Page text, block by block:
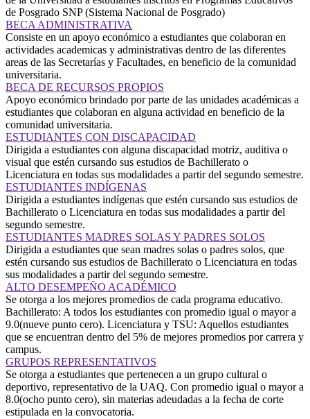
de Posgrado SNP (Sistema Nacional de Posgrado)
BECA ADMINISTRATIVA
Consiste en un apoyo económico a estudiantes que colaboran en
actividades academicas y administrativas dentro de las diferentes
areas de las Secretarías y Facultades, en beneficio de la comunidad
universitaria.
BECA DE RECURSOS PROPIOS
Apoyo económico brindado por parte de las unidades académicas a
estudiantes que colaboran en alguna actividad en beneficio de la
comunidad universitaria.
ESTUDIANTES CON DISCAPACIDAD
Dirigida a estudiantes con alguna discapacidad motriz, auditiva o
visual que estén cursando sus estudios de Bachillerato o
Licenciatura en todas sus modalidades a partir del segundo semestre.
ESTUDIANTES INDÍGENAS
Dirigida a estudiantes indígenas que estén cursando sus estudios de
Bachillerato o Licenciatura en todas sus modalidades a partir del
segundo semestre.
ESTUDIANTES MADRES SOLAS Y PADRES SOLOS
Dirigida a estudiantes que sean madres solas o padres solos, que
estén cursando sus estudios de Bachillerato o Licenciatura en todas
sus modalidades a partir del segundo semestre.
ALTO DESEMPEÑO ACADÉMICO
Se otorga a los mejores promedios de cada programa educativo.
Bachillerato: A todos los estudiantes con promedio igual o mayor a
9.0(nueve punto cero). Licenciatura y TSU: Aquellos estudiantes
que se encuentran dentro del 5% de mejores promedios por carrera y
campus.
GRUPOS REPRESENTATIVOS
Se otorga a estudiantes que pertenecen a un grupo cultural o
deportivo, representativo de la UAQ. Con promedio igual o mayor a
8.0(ocho punto cero), sin materias adeudadas a la fecha de corte
estipulada en la convocatoria.